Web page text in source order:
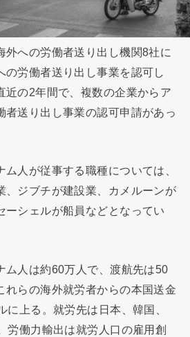
外への労働者送り出し機関8社に
の労働者送り出し事業を認可し
近の2年間で、複数の企業からア
者送り出し事業の認可申請があっ
人が従事する職種については、
、ジブチが建設業、カメルーンが
ーシェルが船員などとなってい
ム人は約60万人で、渡航先は50
れらの海外就労者からの本国送金
に上る。就労先は日本、韓国、
労働力輸出は就労人口の雇用創